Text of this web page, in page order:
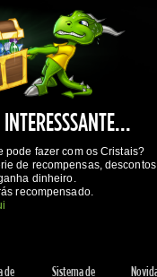
pode fazer com os Cristais?
de recompensas, descontos,
recompensado.
Sistema de